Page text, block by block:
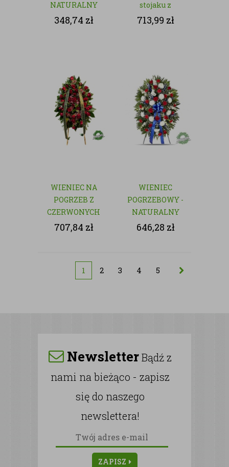
NATURALNY
348,74 zł
stojaku z
czerwonych róż
713,99 zł
WIENIEC NA
POGRZEB Z
CZERWONYCH
RÓŻ
707,84 zł
WIENIEC
POGRZEBOWY -
NATURALNY
646,28 zł
1 2 3 4 5
NewsletterBądź z
nami na bieżąco - zapisz
się do naszego
newslettera!
ZAPISZ